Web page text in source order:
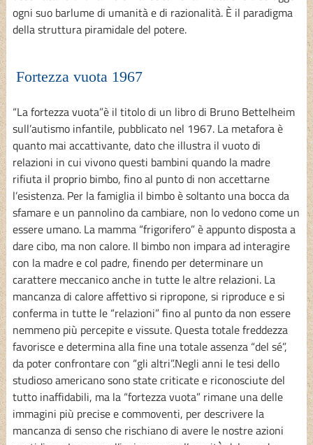
ogni suo barlume di umanità e di razionalità. È il paradigma
della struttura piramidale del potere.
Fortezza vuota 1967
“La fortezza vuota”è il titolo di un libro di Bruno Bettelheim
sull’autismo infantile, pubblicato nel 1967. La metafora è
quanto mai accattivante, dato che illustra il vuoto di
relazioni in cui vivono questi bambini quando la madre
rifiuta il proprio bimbo, fino al punto di non accettarne
l’esistenza. Per la famiglia il bimbo è soltanto una bocca da
sfamare e un pannolino da cambiare, non lo vedono come un
essere umano. La mamma “frigorifero” è appunto disposta a
dare cibo, ma non calore. Il bimbo non impara ad interagire
con la madre e col padre, finendo per determinare un
carattere meccanico anche in tutte le altre relazioni. La
mancanza di calore affettivo si ripropone, si riproduce e si
conferma in tutte le “relazioni” fino al punto da non essere
nemmeno più percepite e vissute. Questa totale freddezza
favorisce e determina alla fine una totale assenza “del sé”,
da poter confrontare con “gli altri”.Negli anni le tesi dello
studioso americano sono state criticate e riconosciute del
tutto inaffidabili, ma la “fortezza vuota” rimane una delle
immagini più precise e commoventi, per descrivere la
mancanza di senso che rischiano di avere le nostre azioni